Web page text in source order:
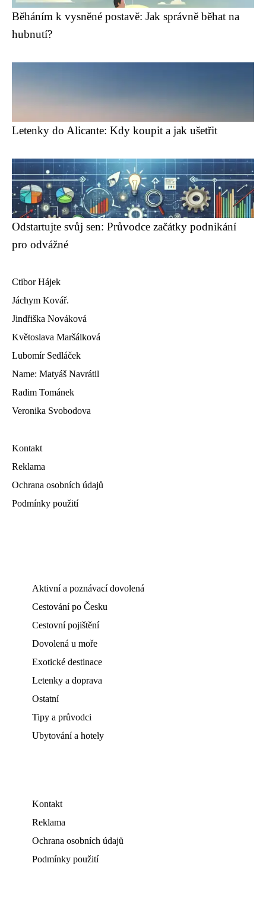
Běháním k vysněné postavě: Jak správně běhat na
hubnutí?
Letenky do Alicante: Kdy koupit a jak ušetřit
Odstartujte svůj sen: Průvodce začátky podnikání
pro odvážné
Ctibor Hájek
Jáchym Kovář.
Jindřiška Nováková
Květoslava Maršálková
Lubomír Sedláček
Name: Matyáš Navrátil
Radim Tománek
Veronika Svobodova
Kontakt
Reklama
Ochrana osobních údajů
Podmínky použití
Aktivní a poznávací dovolená
Cestování po Česku
Cestovní pojištění
Dovolená u moře
Exotické destinace
Letenky a doprava
Ostatní
Tipy a průvodci
Ubytování a hotely
Kontakt
Reklama
Ochrana osobních údajů
Podmínky použití